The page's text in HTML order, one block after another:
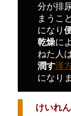
分が排
まうこ
になり
乾燥に
ねた人
潤す漢
になり
けいれん